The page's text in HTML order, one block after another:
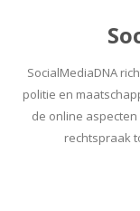
SocialMediaDNA
politie en
de online
rechtspraak